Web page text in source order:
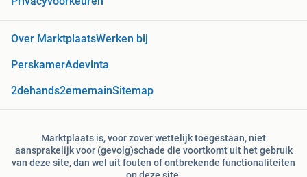
Over MarktplaatsWerken bij
PerskamerAdevinta
2dehands2ememainSitemap
Marktplaats is, voor zover wettelijk toegestaan, niet
aansprakelijk voor (gevolg)schade die voortkomt uit het gebruik
van deze site, dan wel uit fouten of ontbrekende functionaliteiten